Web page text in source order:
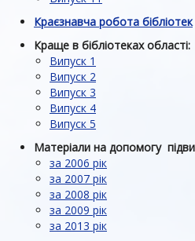
Краєзнавча робота бібліотек
Краще в бібліотеках області:
Випуск 1
Випуск 2
Випуск 3
Випуск 4
Випуск 5
Матеріали на допомогу
за 2006 рік
за 2007 рік
за 2008 рік
за 2009 рік
за 2013 рік